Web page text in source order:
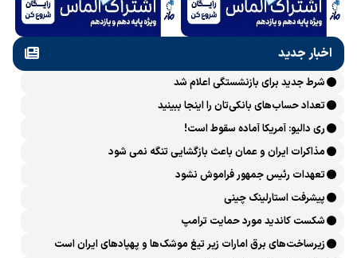
اخبار جدید
شرط جدید برای بازنشستگی اعلام شد
تعداد حساب‌های بانکی‌تان را اینجا ببینید
ری دالیو: آمریکا آماده سقوط است!
مذاکرات ایران و عمان باعث بازگشایی تنگه نمی شود
تعهدات رئیس جمهور فراموش نشود
پیشرفت ‏استارلینک چینی
شکست کاندید مورد حمایت ترامپ
زیرساخت‌های برق امارات زیر تیغ موشک‌ها و پهپادهای ایران است